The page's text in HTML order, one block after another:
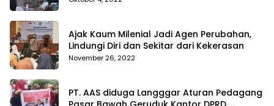
Ajak Kaum Milenial Jadi Agen Perubahan,
Lindungi Diri dan Sekitar dari Kekerasan
November 26, 2022
PT. AAS diduga Langggar Aturan Pedagang